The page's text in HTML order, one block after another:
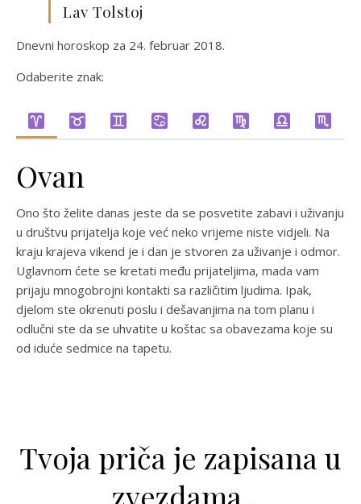
Lav Tolstoj
Dnevni horoskop za 24. februar 2018.
Odaberite znak:
Ovan
Ono što želite danas jeste da se posvetite zabavi i uživanju
u društvu prijatelja koje već neko vrijeme niste vidjeli. Na
kraju krajeva vikend je i dan je stvoren za uživanje i odmor.
Uglavnom ćete se kretati među prijateljima, mada vam
prijaju mnogobrojni kontakti sa različitim ljudima. Ipak,
djelom ste okrenuti poslu i dešavanjima na tom planu i
odlučni ste da se uhvatite u koštac sa obavezama koje su
od iduće sedmice na tapetu.
Tvoja priča je zapisana u
zvezdama.